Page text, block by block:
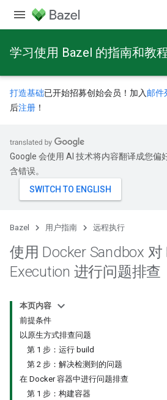
学习使用 Bazel 的指南和教
打造基础已开始招募创始会员！加入 邮件
后注册 ！
Google 会使用 AI 技术将内容翻译成您偏
含错误。
Bazel 用户指南 远程执行
使用 Docker Sandbox 对
Execution 进行问题排查
本页内容
前提条件
以原生方式排查问题
第 1 步：运行 build
第 2 步：解决检测到的问题
在 Docker 容器中进行问题排查
第 1 步：构建容器